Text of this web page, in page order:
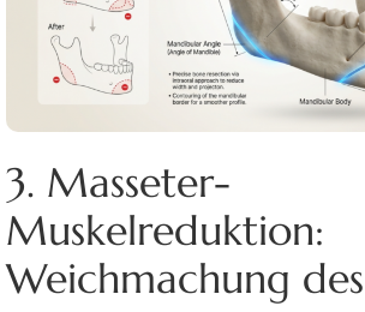
3. Masseter-
Muskelreduktion:
Weichmachung